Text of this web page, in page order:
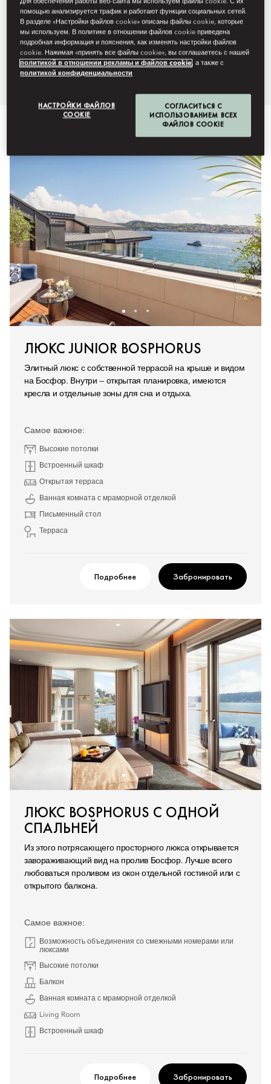
Босфора, создавались в
гармонии с окружающим
пространством.
Смежные и семейные номера
ЛЮКС JUNIOR BOSPHORUS
Элитный люкс с собственной террасой на крыше и видом
на Босфор. Внутри — открытая планировка, имеются
кресла и отдельные зоны для сна и отдыха.
Самое важное:
Высокие потолки
Встроенный шкаф
Открытая терраса
Ванная комната с мраморной отделкой
Письменный стол
Терраса
Подробнее Забронировать
ЛЮКС BOSPHORUS С ОДНОЙ
СПАЛЬНЕЙ
Из этого потрясающего просторного люкса открывается
завораживающий вид на пролив Босфор. Лучше всего
любоваться проливом из окон отдельной гостиной или с
открытого балкона.
Самое важное:
Возможность объединения со смежными номерами или
люксами
Высокие потолки
Балкон
Ванная комната с мраморной отделкой
Living Room
Встроенный шкаф
Подробнее Забронировать
Для обеспечения работы веб-сайта мы используем файлы cookie. С их
помощью анализируется трафик и работают функции социальных сетей.
В разделе «Настройки файлов cookie» описаны файлы cookie, которые
мы используем. В политике в отношении файлов cookie приведена
подробная информация и пояснения, как изменять настройки файлов
cookie. Нажимая «принять все файлы cookie», вы соглашаетесь с нашей
политикой в отношении рекламы и файлов cookie, а также с
политикой конфиденциальности
НАСТРОЙКИ ФАЙЛОВ
COOKIE
СОГЛАСИТЬСЯ С
ИСПОЛЬЗОВАНИЕМ ВСЕХ
ФАЙЛОВ COOKIE